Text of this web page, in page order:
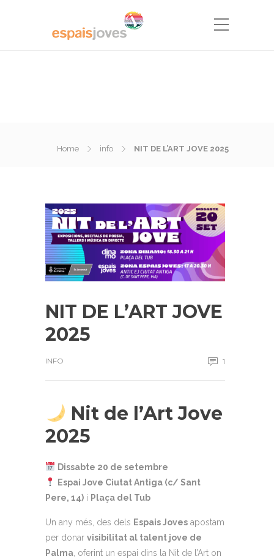
Home info NIT DE L’ART JOVE 2025
NIT DE L’ART JOVE
2025
INFO 1
Nit de l’Art Jove
2025
Dissabte 20 de setembre
Espai Jove Ciutat Antiga (c/ Sant
Pere, 14) i Plaça del Tub
Un any més, des dels Espais Joves apostam
per donar visibilitat al talent jove de
Palma , oferint un espai dins la Nit de l’Art on